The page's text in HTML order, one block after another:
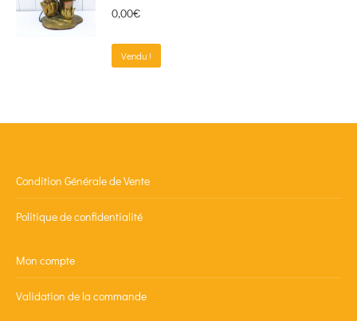
0,00€
Vendu !
Condition Générale de Vente
Politique de confidentialité
Mon compte
Validation de la commande